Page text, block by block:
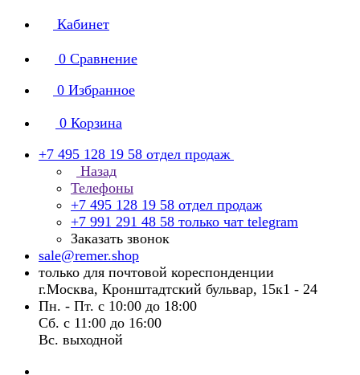
Кабинет
0 Сравнение
0 Избранное
0 Корзина
+7 495 128 19 58 отдел продаж
Назад
Телефоны
+7 495 128 19 58 отдел продаж
+7 991 291 48 58 только чат telegram
Заказать звонок
sale@remer.shop
только для почтовой кореспонденции
г.Москва, Кронштадтский бульвар, 15к1 - 24
Пн. - Пт. с 10:00 до 18:00
Сб. с 11:00 до 16:00
Вс. выходной